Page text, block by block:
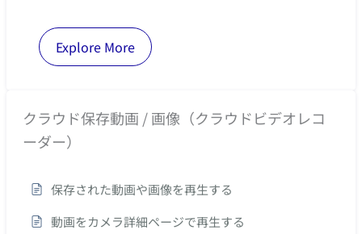
Explore More
クラウド保存動画 / 画像（クラウドビデオレコ
ーダー）
保存された動画や画像を再生する
動画をカメラ詳細ページで再生する